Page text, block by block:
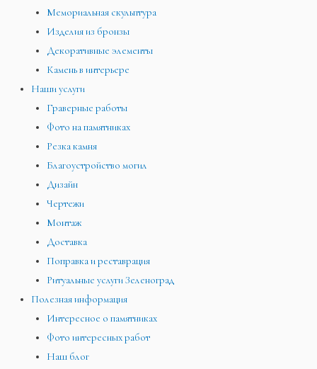
Мемориальная скульптура
Изделия из бронзы
Декоративные элементы
Камень в интерьере
Наши услуги
Граверные работы
Фото на памятниках
Резка камня
Благоустройство могил
Дизайн
Чертежи
Монтаж
Доставка
Поправка и реставрация
Ритуальные услуги Зеленоград
Полезная информация
Интересное о памятниках
Фото интересных работ
Наш блог